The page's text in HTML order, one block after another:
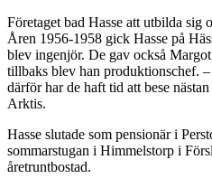
Företaget bad Hasse att utbilda sig
Åren 1956-1958 gick Hasse på
blev ingenjör. De gav också
tillbaks blev han produktionschef.
därför har de haft tid att bese
Arktis.
Hasse slutade som pensionär i
sommarstugan i Himmelstorp i
åretruntbostad.